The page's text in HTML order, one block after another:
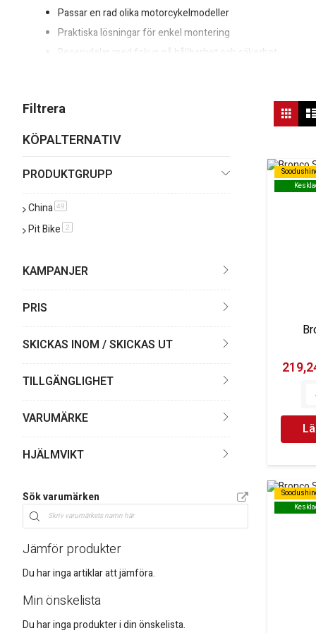
Passar en rad olika motorcykelmodeller
Praktiska lösningar för enkel montering
Reservdelar med fokus på hållbarhet och säkerhet
Visa
som
Rutnät
Filtrera
KÖPALTERNATIV
PRODUKTGRUPP
China 49
Pit Bike 2produkt
KAMPANJER
PRIS
SKICKAS INOM / SKICKAS UT
TILLGÄNGLIGHET
VARUMÄRKE
HJÄLMVIKT
Sök varumärken
Jämför produkter
Du har inga artiklar att jämföra.
Min önskelista
Du har inga produkter i din önskelista.